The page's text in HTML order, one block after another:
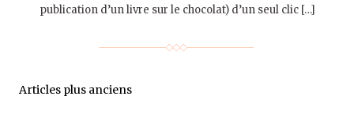
publication d’un livre sur le chocolat) d’un seul clic […]
Articles plus anciens